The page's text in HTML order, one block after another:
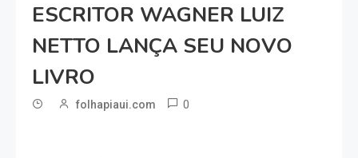
ESCRITOR WAGNER LUIZ
NETTO LANÇA SEU NOVO
LIVRO
folhapiaui.com 0